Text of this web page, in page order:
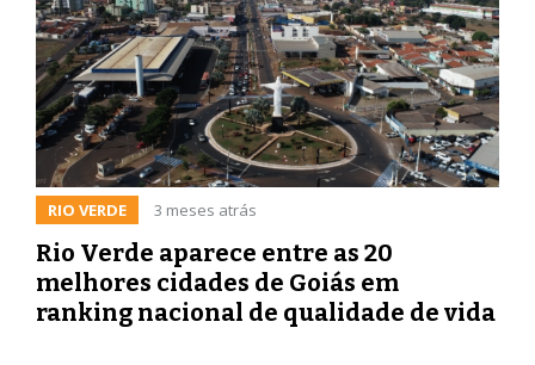
RIO VERDE 3 meses atrás
Rio Verde aparece entre as 20
melhores cidades de Goiás em
ranking nacional de qualidade de vida